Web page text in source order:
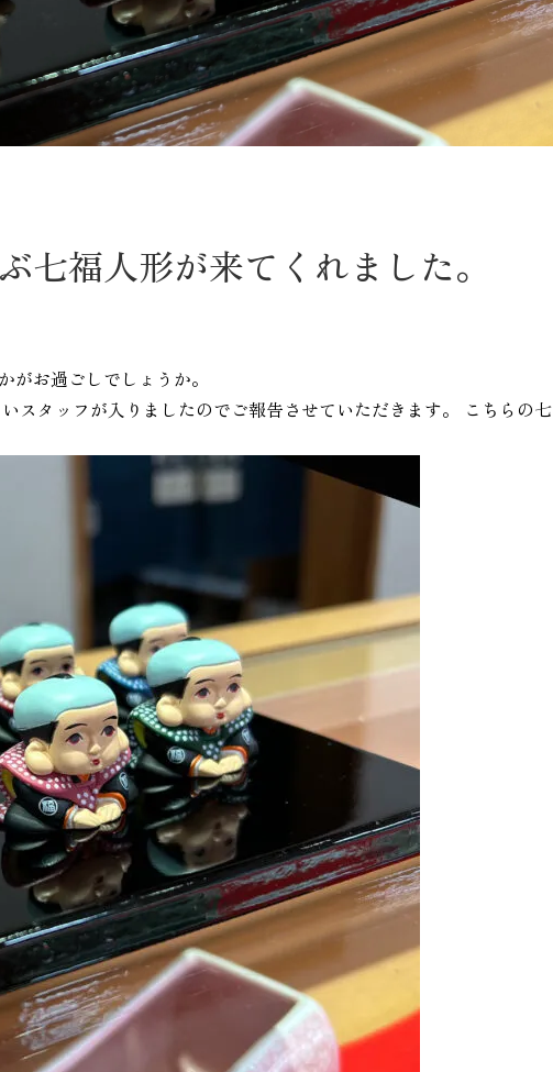
七福人形が来てくれました。
お過ごしでしょうか。
スタッフが入りましたのでご報告させていただきます。 こちらの七